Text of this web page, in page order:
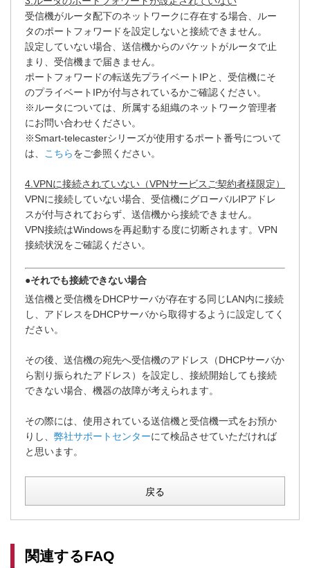
受信機がルータ配下のネットワークに存在する場合、ルー
タのポートフォワードを設定しないと接続できません。
設定していない場合、送信機からのパケットがルータで止
まり、受信機まで届きません。
ポートフォワードの転送先プライベートIPと、受信機にそ
のプライベートIPが付与されているかご確認ください。
※ルータについては、所属する組織のネットワーク管理者
にお問い合わせください。
※Smart-telecasterシリーズが使用するポート番号について
は、 こちらをご参照ください。
4.VPNに接続されていない（VPNサービスご契約者様限定）
VPNに接続していない場合、受信機にグローバルIPアドレ
スが付与されておらず、送信機から接続できません。
VPN接続はWindowsを再起動する度に切断されます。VPN
接続状況をご確認ください。
●それでも接続できない場合
送信機と受信機をDHCPサーバが存在する同じLAN内に接続
し、アドレスをDHCPサーバから取得するように設定してく
ださい。
その後、送信機の宛先へ受信機のアドレス（DHCPサーバか
ら割り振られたアドレス）を設定し、接続開始しても接続
できない場合、機器の故障が考えられます。
その際には、使用されている送信機と受信機一式をお預か
りし、 弊社サポートセンターにて検品させていただければ
と思います。
戻る
関連するFAQ